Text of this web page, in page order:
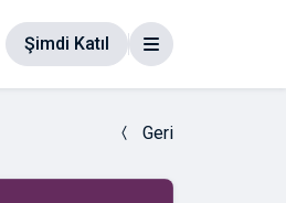
Şimdi Katıl
Geri